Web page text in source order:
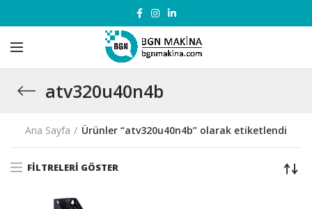
atv320u40n4b
Ana Sayfa Ürünler “atv320u40n4b” olarak etiketlendi
FILTRELERI GÖSTER